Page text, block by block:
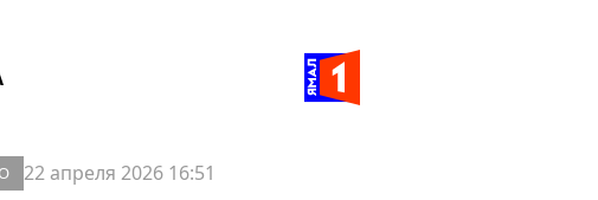
22 апреля 2026 16:51